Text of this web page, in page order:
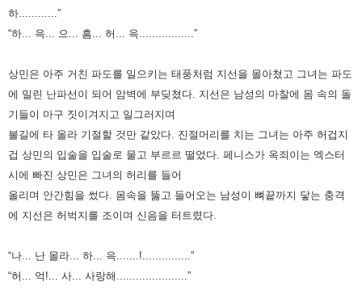
하............”
“하... 윽... 으... 흠... 허... 윽.................”
상민은 아주 거친 파도를 일으키는 태풍처럼 지선을 몰아쳤고 그녀는 파도
에 밀린 난파선이 되어 암벽에 부딪쳤다. 지선은 남성의 마찰에 몸 속의 돌
기들이 마구 짓이겨지고 일그러지며
불길에 타 올라 기절할 것만 같았다. 진절머리를 치는 그녀는 아주 허겁지
겁 상민의 입술을 입술로 물고 부르르 떨었다. 페니스가 옥죄이는 엑스터
시에 빠진 상민은 그녀의 허리를 들어
올리며 안간힘을 썼다. 몸속을 뚫고 들어오는 남성이 뼈끝까지 닿는 충격
에 지선은 허벅지를 조이며 신음을 터트렸다.
“나... 난 몰라... 하... 윽.......!...............”
“허... 억!... 사... 사랑해......................”